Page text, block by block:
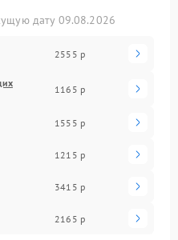
дату 09.08.2026
2555 р
1165 р
1555 р
1215 р
3415 р
2165 р